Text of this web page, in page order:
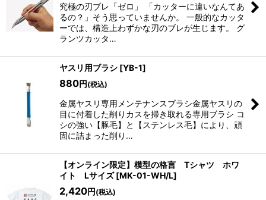
究極の刃ブレ「ゼロ」 「カッターに違いなんてあ
るの？」そう思っていませんか。 一般的なカッタ
ーでは、構造上わずかな刃のブレが生じます。 グ
ランツカッタ…
ヤスリ用ブラシ [YB-1]
880円 (税込)
金属ヤスリ専用メンテナンスブラシ金属ヤスリの
目に付着した削りカスを掃き取れる専用ブラシ コ
シの強い【豚毛】と【ステンレス毛】により、頑
固に詰まった削り…
【オンライン限定】模型の格言 Tシャツ ホワ
イト Lサイズ [MK-01-WH/L]
2,420円 (税込)